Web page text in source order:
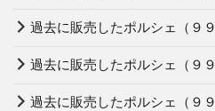
過去に販売したポルシェ（９
過去に販売したポルシェ（９９
過去に販売したポルシェ（９９